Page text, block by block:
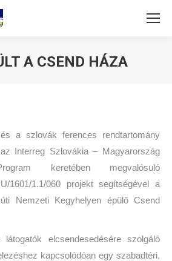
A CSEND HÁZA
a szlovák ferences rendtartomány
Interreg Szlovákia – Magyarország
keretében megvalósuló
1601/1.1/060 projekt segítségével a
Nemzeti Kegyhelyen épülő Csend
elcsendesedésére szolgáló
kapcsolódóan egy szabadtéri,